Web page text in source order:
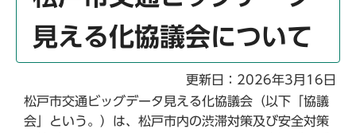
か
見える化協議会について
更新日：2026年3月16日
松戸市交通ビッグデータ見える化協議会（以下「協議
会」という。）は、松戸市内の渋滞対策及び安全対策